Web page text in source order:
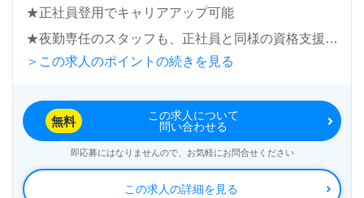
★正社員登用でキャリアアップ可能
★夜勤専任のスタッフも、正社員と同様の資格支援制
度や福利厚生が充実
＞この求人のポイントの続きを見る
この求人の詳細を見る
無料
この求人について
問い合わせる
即応募にはなりませんので、お気軽にお問合せください